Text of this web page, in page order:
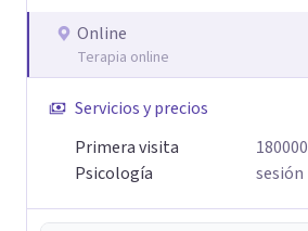
Online
Terapia online
Servicios y precios
Primera visita
Psicología
180000
sesión